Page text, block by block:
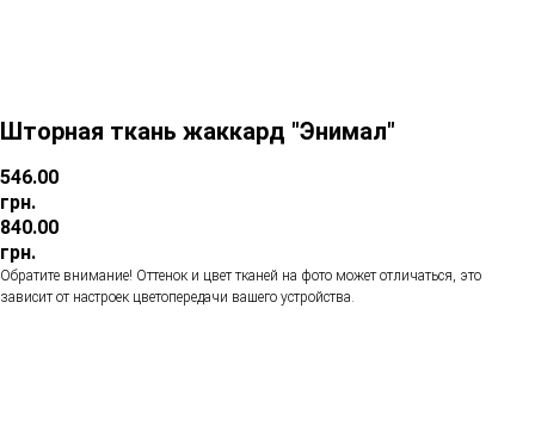
Шторная ткань жаккард "Энимал"
546.00
грн.
840.00
грн.
Обратите внимание! Оттенок и цвет тканей на фото может отличаться, это
зависит от настроек цветопередачи вашего устройства.